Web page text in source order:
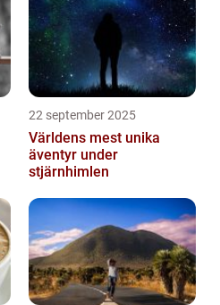
22 september 2025
Världens mest unika
äventyr under
stjärnhimlen